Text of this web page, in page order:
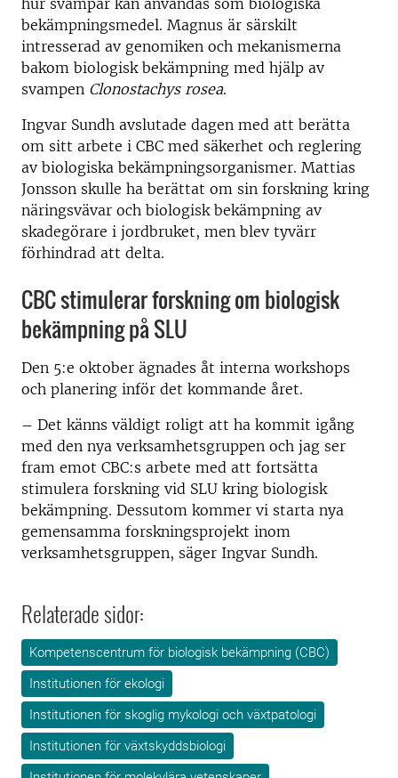
hur svampar kan användas som biologiska
bekämpningsmedel. Magnus är särskilt
intresserad av genomiken och mekanismerna
bakom biologisk bekämpning med hjälp av
svampen Clonostachys rosea.
Ingvar Sundh avslutade dagen med att berätta
om sitt arbete i CBC med säkerhet och reglering
av biologiska bekämpningsorganismer. Mattias
Jonsson skulle ha berättat om sin forskning kring
näringsvävar och biologisk bekämpning av
skadegörare i jordbruket, men blev tyvärr
förhindrad att delta.
CBC stimulerar forskning om biologisk
bekämpning på SLU
Den 5:e oktober ägnades åt interna workshops
och planering inför det kommande året.
– Det känns väldigt roligt att ha kommit igång
med den nya verksamhetsgruppen och jag ser
fram emot CBC:s arbete med att fortsätta
stimulera forskning vid SLU kring biologisk
bekämpning. Dessutom kommer vi starta nya
gemensamma forskningsprojekt inom
verksamhetsgruppen, säger Ingvar Sundh.
Relaterade sidor:
Kompetenscentrum för biologisk bekämpning (CBC)
Institutionen för ekologi
Institutionen för skoglig mykologi och växtpatologi
Institutionen för växtskyddsbiologi